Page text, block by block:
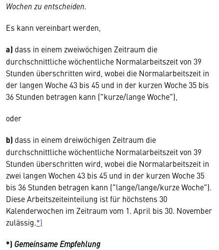
Wochen zu entscheiden.
Es kann vereinbart werden,
a) dass in einem zweiwöchigen Zeitraum die
durchschnittliche wöchentliche Normalarbeitszeit von 39
Stunden überschritten wird, wobei die Normalarbeitszeit in
der langen Woche 43 bis 45 und in der kurzen Woche 35 bis
36 Stunden betragen kann ("kurze/lange Woche"),
oder
b) dass in einem dreiwöchigen Zeitraum die
durchschnittliche wöchentliche Normalarbeitszeit von 39
Stunden überschritten wird, wobei die Normalarbeitszeit in
zwei langen Wochen 43 bis 45 und in der kurzen Woche 35
bis 36 Stunden betragen kann ("lange/lange/kurze Woche").
Diese Arbeitszeiteinteilung ist für höchstens 30
Kalenderwochen im Zeitraum vom 1. April bis 30. November
zulässig.*)
*) Gemeinsame Empfehlung